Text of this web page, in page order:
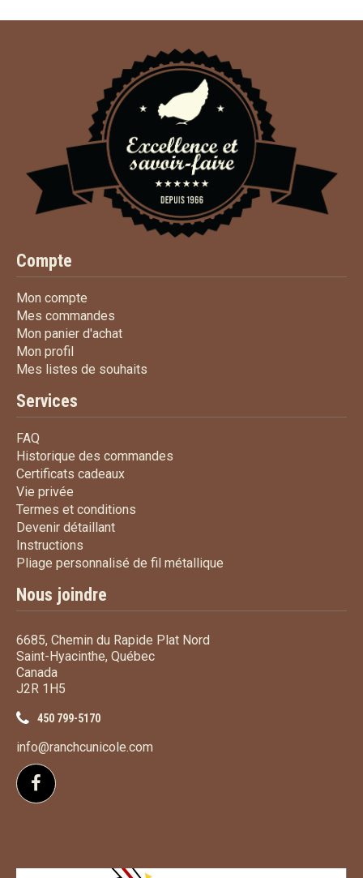
Compte
Mon compte
Mes commandes
Mon panier d'achatMon panier d'achat
Mon profil
Mes listes de souhaits
Services
FAQ
Historique des commandes
Certificats cadeauxCertificats cadeaux
Vie privée
Termes et conditions
Devenir détaillantDevenir détaillant
Instructions
Pliage personnalisé de fil métallique
Nous joindre
6685, Chemin du Rapide Plat Nord
Saint-Hyacinthe, Québec
Canada
J2R 1H5
450 799-5170
info@ranchcunicole.com
Suivez-nous sur Facebook